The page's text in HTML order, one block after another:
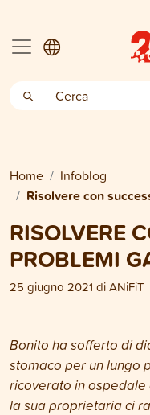
Home Infoblog
Risolvere con
RISOLVERE
PROBLEMI
25 giugno 2021 diANiFiT
Bonito ha sofferto di
stomaco per un lungo
ricoverato in ospedale
la sua proprietaria ci